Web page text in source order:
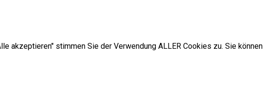
akzeptieren" stimmen Sie der Verwendung ALLER Cookies zu. Sie können